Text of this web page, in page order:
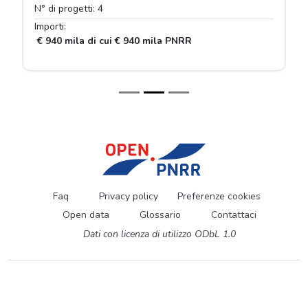
N° di progetti: 4
Importi:
€ 940 mila di cui € 940 mila PNRR
Faq Privacy policy
Preferenze cookies
Open data
Glossario
Contattaci
Dati con licenza di utilizzo ODbL 1.0